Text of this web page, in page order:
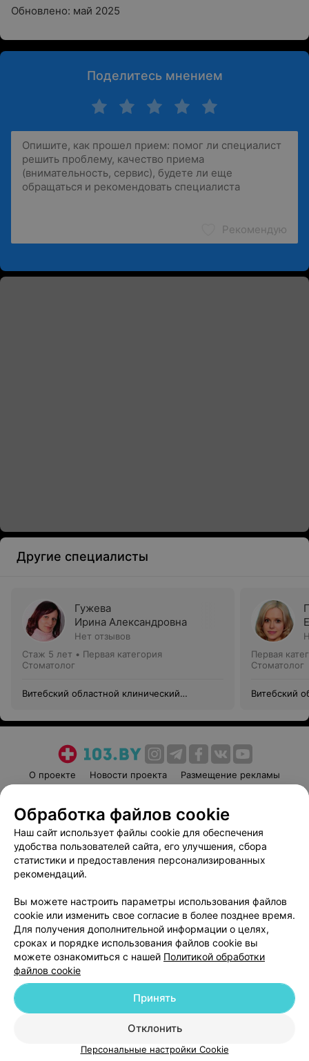
Обновлено: май 2025
Поделитесь мнением
Рекомендую
Другие специалисты
Гужева
Ирина Александровна
Нет отзывов
Стаж 5 лет • Первая категория
Стоматолог
Витебский областной клинический
Первая
Стоматолог
Витебский
О проекте Новости проекта
Размещение рекламы
Пользовательское соглашение
Способы оплаты
Вакансии
Партнеры
Написать руководителю 103.by
Обработка персональных данных
© 2026 ООО «Артокс Лаб», УНП 191700409
| 220012, Республика Беларусь,
Служба поддержки +375 291212755
Обработка файлов cookie
Наш сайт использует файлы cookie для обеспечения
удобства пользователей сайта, его улучшения, сбора
статистики и предоставления персонализированных
рекомендаций.
Вы можете настроить параметры использования файлов
cookie или изменить свое согласие в более позднее время.
Для получения дополнительной информации о целях,
сроках и порядке использования файлов cookie вы
можете ознакомиться с нашей Политикой обработки
файлов cookie
Отклонить
Принять
Персональные настройки Cookie